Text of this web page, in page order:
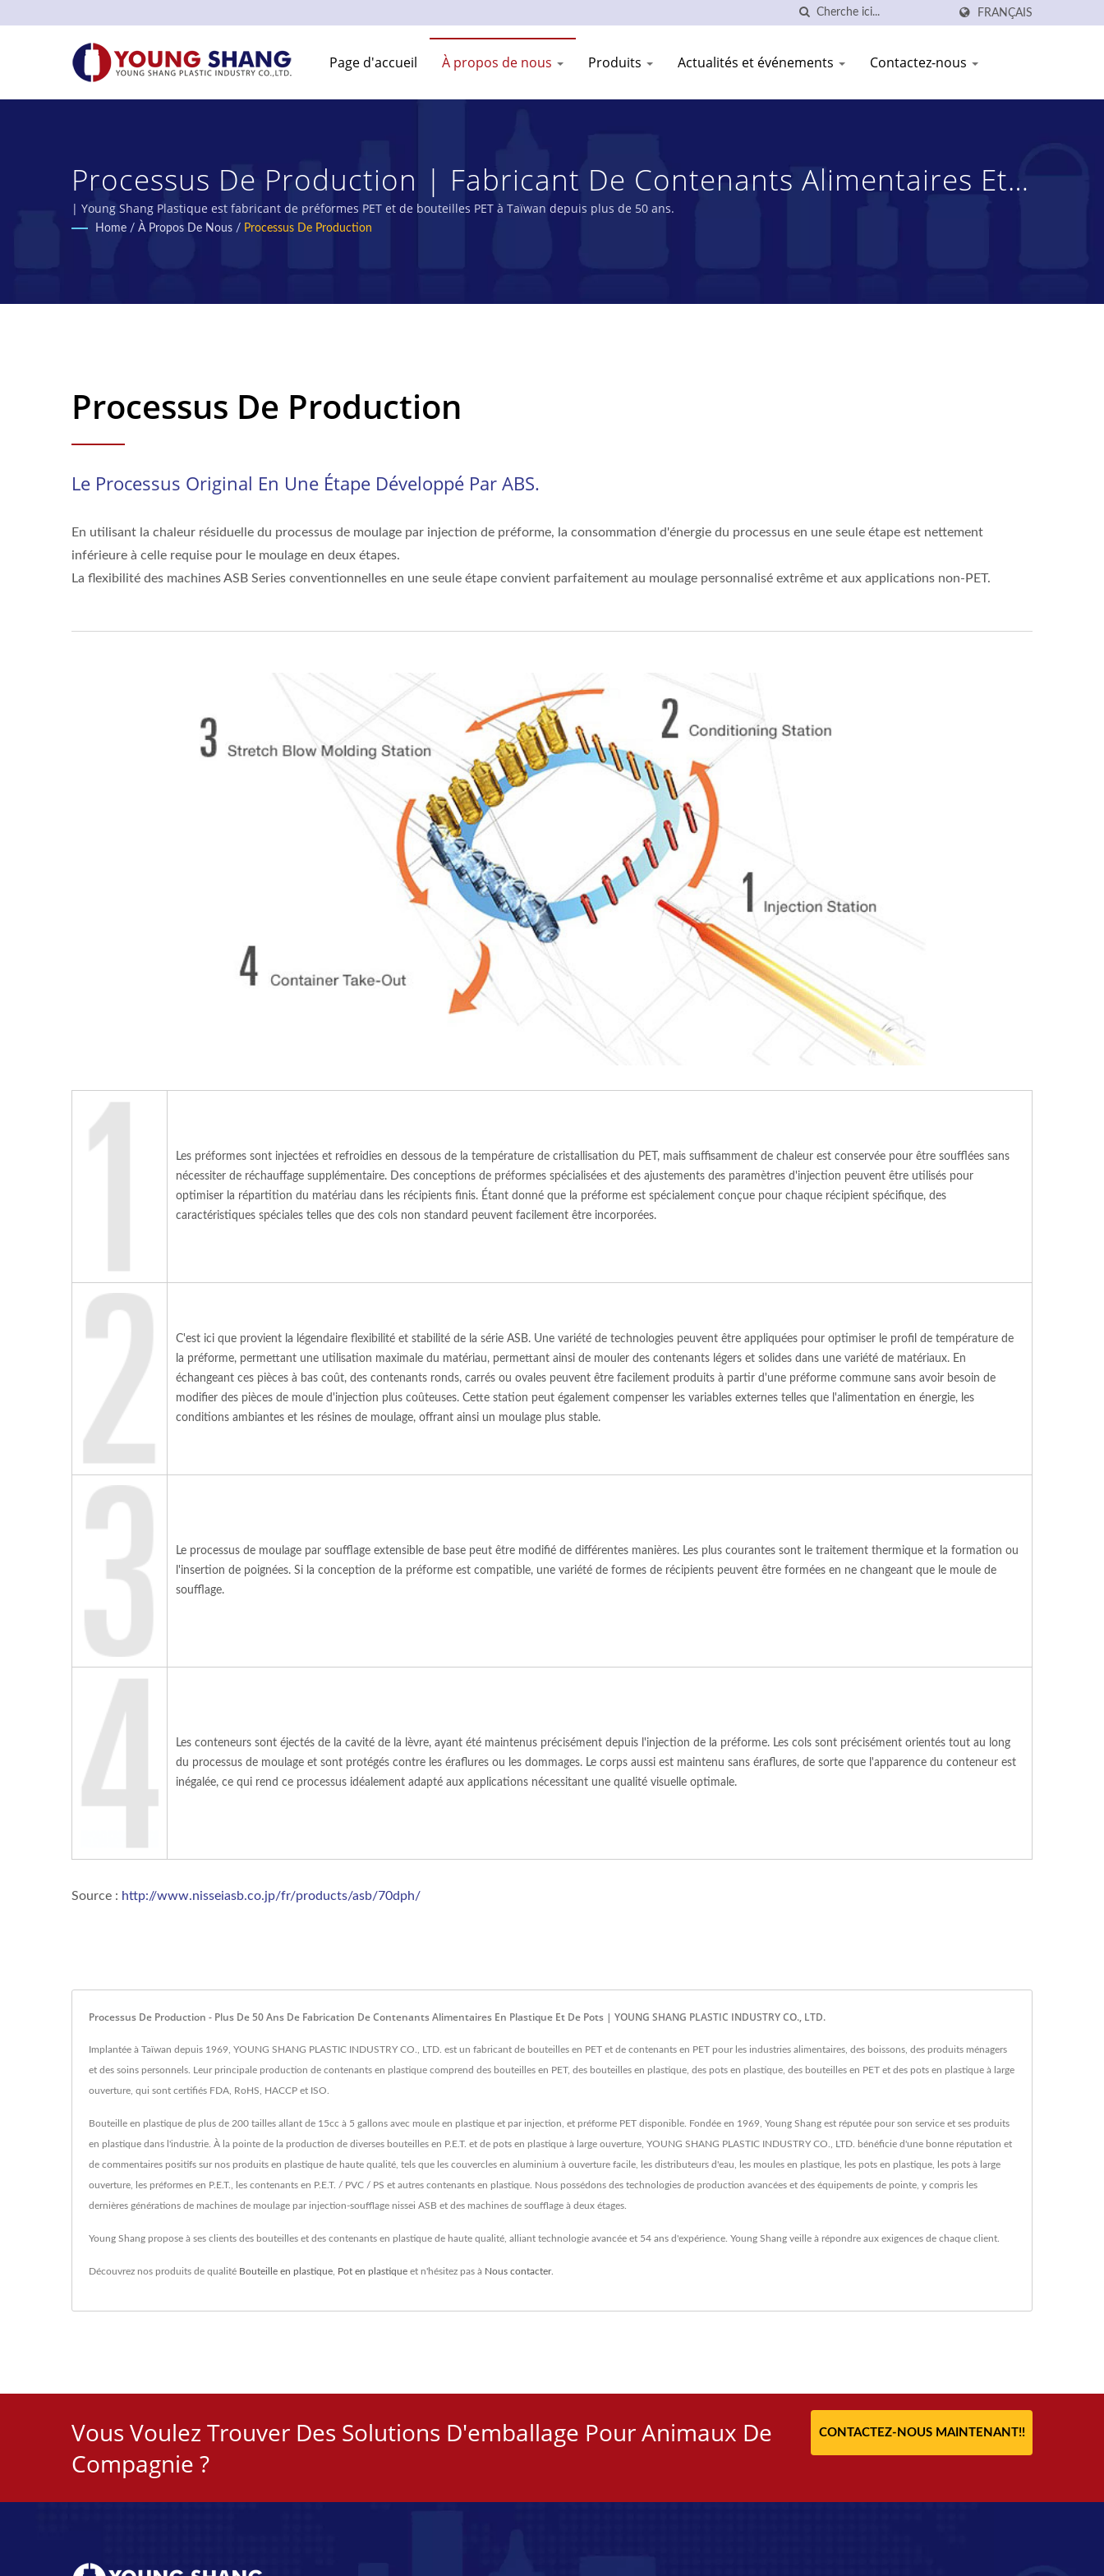
FRANÇAIS
Page d'accueil À propos de nous Produits Actualités et événements Contactez-nous
Processus De Production | Fabricant De Contenants Alimentaires Et
De Bocaux En Plastique Depuis Plus De 50 Ans | YOUNG SHANG
| Young Shang Plastique est fabricant de préformes PET et de bouteilles PET à Taïwan depuis plus de 50 ans.
Home / À Propos De Nous / Processus De Production
Processus De Production
Le Processus Original En Une Étape Développé Par ABS.
En utilisant la chaleur résiduelle du processus de moulage par injection de préforme, la consommation d'énergie du processus en une seule étape est nettement
inférieure à celle requise pour le moulage en deux étapes.
La flexibilité des machines ASB Series conventionnelles en une seule étape convient parfaitement au moulage personnalisé extrême et aux applications non-PET.
Les préformes sont injectées et refroidies en dessous de la température de cristallisation du PET, mais suffisamment de chaleur est conservée pour être soufflées sans
nécessiter de réchauffage supplémentaire. Des conceptions de préformes spécialisées et des ajustements des paramètres d'injection peuvent être utilisés pour
optimiser la répartition du matériau dans les récipients finis. Étant donné que la préforme est spécialement conçue pour chaque récipient spécifique, des
caractéristiques spéciales telles que des cols non standard peuvent facilement être incorporées.
C'est ici que provient la légendaire flexibilité et stabilité de la série ASB. Une variété de technologies peuvent être appliquées pour optimiser le profil de température de
la préforme, permettant une utilisation maximale du matériau, permettant ainsi de mouler des contenants légers et solides dans une variété de matériaux. En
échangeant ces pièces à bas coût, des contenants ronds, carrés ou ovales peuvent être facilement produits à partir d'une préforme commune sans avoir besoin de
modifier des pièces de moule d'injection plus coûteuses. Cette station peut également compenser les variables externes telles que l'alimentation en énergie, les
conditions ambiantes et les résines de moulage, offrant ainsi un moulage plus stable.
Le processus de moulage par soufflage extensible de base peut être modifié de différentes manières. Les plus courantes sont le traitement thermique et la formation ou
l'insertion de poignées. Si la conception de la préforme est compatible, une variété de formes de récipients peuvent être formées en ne changeant que le moule de
soufflage.
Les conteneurs sont éjectés de la cavité de la lèvre, ayant été maintenus précisément depuis l'injection de la préforme. Les cols sont précisément orientés tout au long
du processus de moulage et sont protégés contre les éraflures ou les dommages. Le corps aussi est maintenu sans éraflures, de sorte que l'apparence du conteneur est
inégalée, ce qui rend ce processus idéalement adapté aux applications nécessitant une qualité visuelle optimale.
Source : http://www.nisseiasb.co.jp/fr/products/asb/70dph/
Processus De Production - Plus De 50 Ans De Fabrication De Contenants Alimentaires En Plastique Et De Pots | YOUNG SHANG PLASTIC INDUSTRY CO., LTD.
Implantée à Taïwan depuis 1969, YOUNG SHANG PLASTIC INDUSTRY CO., LTD. est un fabricant de bouteilles en PET et de contenants en PET pour les industries alimentaires, des boissons, des produits ménagers
et des soins personnels. Leur principale production de contenants en plastique comprend des bouteilles en PET, des bouteilles en plastique, des pots en plastique, des bouteilles en PET et des pots en plastique à large
ouverture, qui sont certifiés FDA, RoHS, HACCP et ISO.
Bouteille en plastique de plus de 200 tailles allant de 15cc à 5 gallons avec moule en plastique et par injection, et préforme PET disponible. Fondée en 1969, Young Shang est réputée pour son service et ses produits
en plastique dans l'industrie. À la pointe de la production de diverses bouteilles en P.E.T. et de pots en plastique à large ouverture, YOUNG SHANG PLASTIC INDUSTRY CO., LTD. bénéficie d'une bonne réputation et
de commentaires positifs sur nos produits en plastique de haute qualité, tels que les couvercles en aluminium à ouverture facile, les distributeurs d'eau, les moules en plastique, les pots en plastique, les pots à large
ouverture, les préformes en P.E.T., les contenants en P.E.T. / PVC / PS et autres contenants en plastique. Nous possédons des technologies de production avancées et des équipements de pointe, y compris les
dernières générations de machines de moulage par injection-soufflage nissei ASB et des machines de soufflage à deux étages.
Young Shang propose à ses clients des bouteilles et des contenants en plastique de haute qualité, alliant technologie avancée et 54 ans d'expérience. Young Shang veille à répondre aux exigences de chaque client.
Découvrez nos produits de qualité Bouteille en plastique Pot en plastique et n'hésitez pas à Nous contacter.
Vous Voulez Trouver Des Solutions D'emballage Pour Animaux De
Compagnie ?
CONTACTEZ-NOUS MAINTENANT!!